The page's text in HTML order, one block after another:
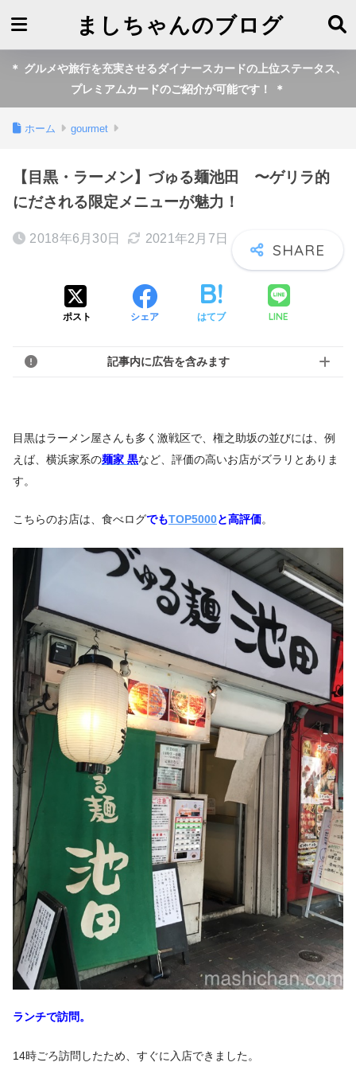
ましちゃんのブログ
＊ グルメや旅行を充実させるダイナースカードの上位ステータス、
プレミアムカードのご紹介が可能です！ ＊
ホーム gourmet
【目黒・ラーメン】づゅる麺池田 〜ゲリラ的
にだされる限定メニューが魅力！
2018年6月30日 2021年2月7日
ポスト シェア はてブ LINE
記事内に広告を含みます
目黒はラーメン屋さんも多く激戦区で、権之助坂の並びには、例
えば、横浜家系の麺家 黒など、評価の高いお店がズラリとありま
す。
こちらのお店は、食べログでもTOP5000と高評価。
ランチで訪問。
14時ごろ訪問したため、すぐに入店できました。